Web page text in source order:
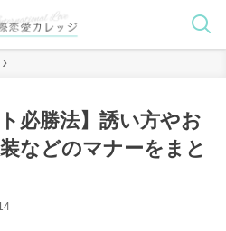
必勝法】誘い方やお
などのマナーをまと